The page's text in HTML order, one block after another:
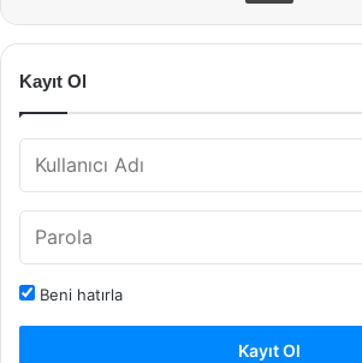
Kayıt Ol
Beni hatırla
Kayıt Ol